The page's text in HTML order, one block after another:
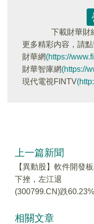
下載財華財
更多精彩内容，請點
財華網(https://
財華智庫網(https://
現代電視FINTV
上一篇新聞
【異動股】軟件開發
下挫，左江退
(300799.CN)跌60.23%
相關文章